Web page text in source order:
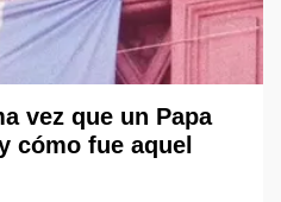
vez que un Papa
cómo fue aquel